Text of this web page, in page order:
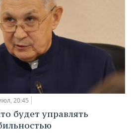
20:45
будет управлять